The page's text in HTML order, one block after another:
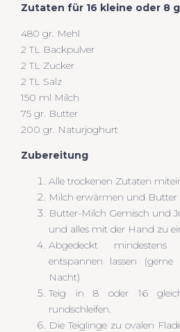
Zutaten für 16 kleine oder 8
480 gr. Mehl
2 TL Backpulver
2 TL Zucker
2 TL Salz
150 ml Milch
75 gr. Butter
200 gr. Naturjoghurt
Zubereitung
Alle trockenen Zutaten
Milch erwärmen und Butter
Butter-Milch Gemisch und
und alles mit der Hand zu
Abgedeckt
entspannen lassen
Nacht)
Teig in 8 oder 16
rundschleifen.
Die Teiglinge zu ovalen